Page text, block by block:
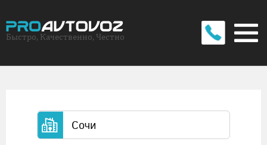
Быстро, Качественно, Честно